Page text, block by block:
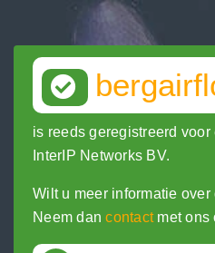
is reeds geregistreerd
InterIP Networks BV.
Wilt u meer informatie
Neem dancontactmet ons